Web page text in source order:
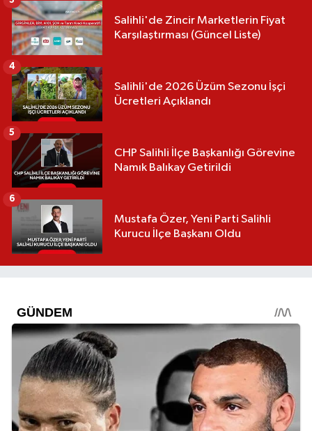
Salihli'de Zincir Marketlerin Fiyat
Karşılaştırması (Güncel Liste)
Salihli'de 2026 Üzüm Sezonu İşçi
Ücretleri Açıklandı
4
CHP Salihli İlçe Başkanlığı Görevine
Namık Balıkay Getirildi
5
Mustafa Özer, Yeni Parti Salihli
Kurucu İlçe Başkanı Oldu
6